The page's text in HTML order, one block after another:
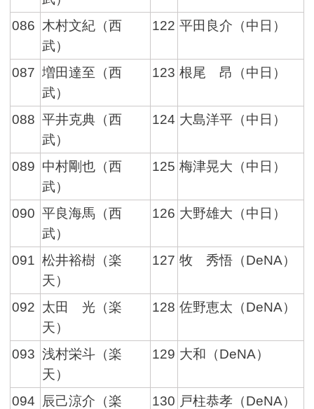
086 木村文紀（西
武）
122 平田良介（中日）
087 増田達至（西
武）
123 根尾 昂（中日）
088 平井克典（西
武）
124 大島洋平（中日）
089 中村剛也（西
武）
125 梅津晃大（中日）
090 平良海馬（西
武）
126 大野雄大（中日）
091 松井裕樹（楽
天）
127 牧 秀悟（DeNA）
092 太田 光（楽
天）
128 佐野恵太（DeNA）
093 浅村栄斗（楽
天）
129 大和（DeNA）
094
辰己涼介（楽
130 戸柱恭孝（DeNA）